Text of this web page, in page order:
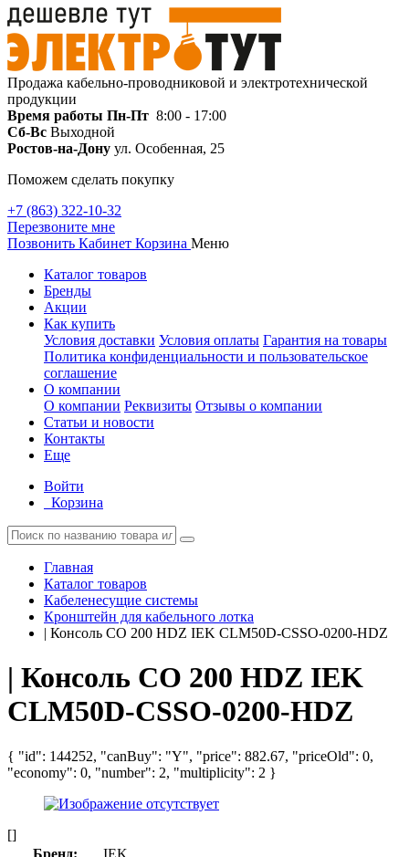
Продажа кабельно-проводниковой и электротехнической
продукции
Время работы Пн-Пт 8:00 - 17:00
Сб-Вс Выходной
Ростов-на-Дону ул. Особенная, 25
Поможем сделать покупку
+7 (863) 322-10-32
Перезвоните мне
Позвонить Кабинет Корзина Меню
Каталог товаров
Бренды
Акции
Как купить
Условия доставки Условия оплаты Гарантия на товары
Политика конфиденциальности и пользовательское
соглашение
О компании
О компании Реквизиты Отзывы о компании
Статьи и новости
Контакты
Еще
Войти
Корзина
Главная
Каталог товаров
Кабеленесущие системы
Кронштейн для кабельного лотка
| Консоль СО 200 HDZ IEK CLM50D-CSSO-0200-HDZ
| Консоль СО 200 HDZ IEK
CLM50D-CSSO-0200-HDZ
{ "id": 144252, "canBuy": "Y", "price": 882.67, "priceOld": 0,
"economy": 0, "number": 2, "multiplicity": 2 }
[]
Бренд:
IEK